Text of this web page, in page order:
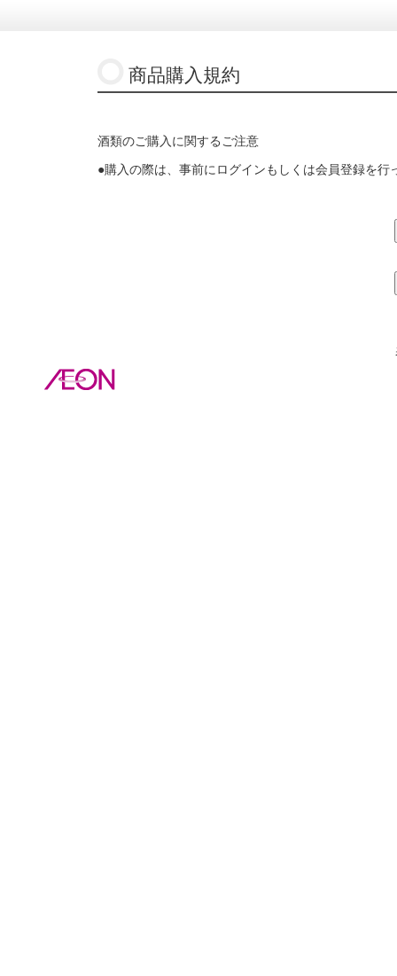
商品購入規約
酒類のご購入に関するご注意
●購入の際は、事前にログインもしくは会員登録を